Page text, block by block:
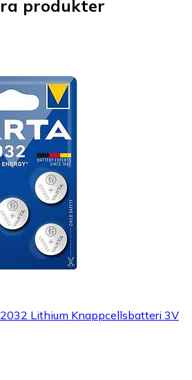
produkter
Lithium Knappcellsbatteri 3V